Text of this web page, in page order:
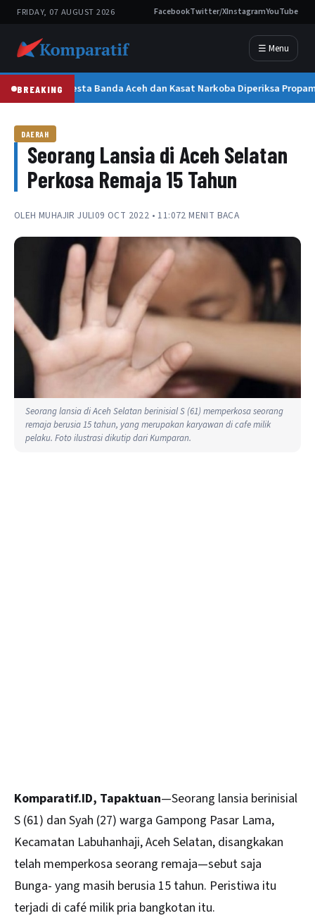
FRIDAY, 07 AUGUST 2026 FacebookTwitter/XInstagramYouTube
☰ Menu
BREAKINGKapolresta Banda Aceh dan Kasat Narkoba Diperiksa
DAERAH
Seorang Lansia di Aceh Selatan
Perkosa Remaja 15 Tahun
OLEH MUHAJIR JULI09 OCT 2022 • 11:072 MENIT BACA
Seorang lansia di Aceh Selatan berinisial S (61) memperkosa seorang
remaja berusia 15 tahun, yang merupakan karyawan di cafe milik
pelaku. Foto ilustrasi dikutip dari Kumparan.
Komparatif.ID, Tapaktuan—Seorang lansia berinisial
S (61) dan Syah (27) warga Gampong Pasar Lama,
Kecamatan Labuhanhaji, Aceh Selatan, disangkakan
telah memperkosa seorang remaja—sebut saja
Bunga- yang masih berusia 15 tahun. Peristiwa itu
terjadi di café milik pria bangkotan itu.